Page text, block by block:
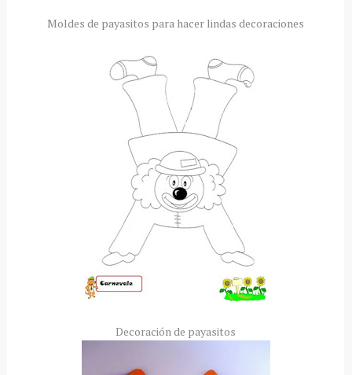
Moldes de payasitos para hacer lindas decoraciones
Decoración de payasitos